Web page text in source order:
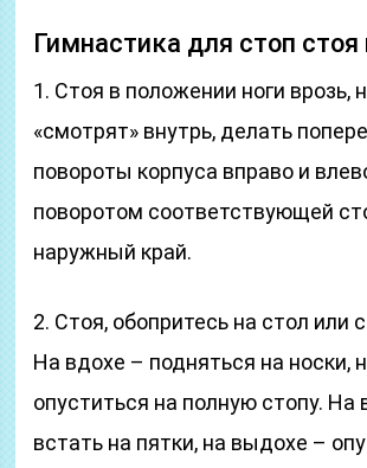
Гимнастика для стоп стоя
1. Стоя в положении ноги врозь,
«смотрят» внутрь, делать
повороты корпуса вправо и
поворотом соответствующей
наружный край.
2. Стоя, обопритесь на стол или
На вдохе – подняться на носки,
опуститься на полную стопу. На
встать на пятки, на выдохе –